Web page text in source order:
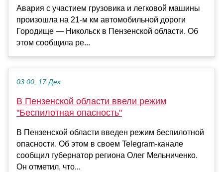
Авария с участием грузовика и легковой машины
произошла на 21-м км автомобильной дороги
Городище — Никольск в Пензенской области. Об
этом сообщила ре...
03:00, 17 Дек
В Пензенской области ввели режим
"Беспилотная опасность"
В Пензенской области введен режим беспилотной
опасности. Об этом в своем Telegram-канале
сообщил губернатор региона Олег Мельниченко.
Он отметил, что...